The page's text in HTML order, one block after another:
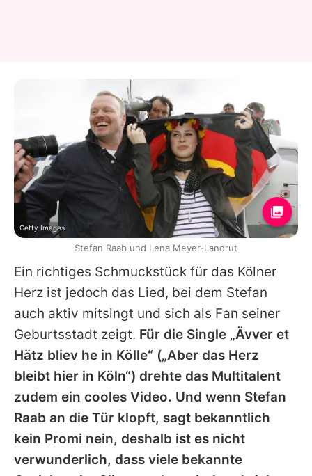
Ein richtiges Schmuckstück für das Kölner
Herz ist jedoch das Lied, bei dem Stefan
auch aktiv mitsingt und sich als Fan seiner
Geburtsstadt zeigt. Für die Single „Ävver et
Hätz bliev he in Kölle“ („Aber das Herz
bleibt hier in Köln“) drehte das Multitalent
zudem ein cooles Video. Und wenn Stefan
Raab an die Tür klopft, sagt bekanntlich
kein Promi nein, deshalb ist es nicht
verwunderlich, dass viele bekannte
Getty Images
Stefan Raab und Lena Meyer-Landrut